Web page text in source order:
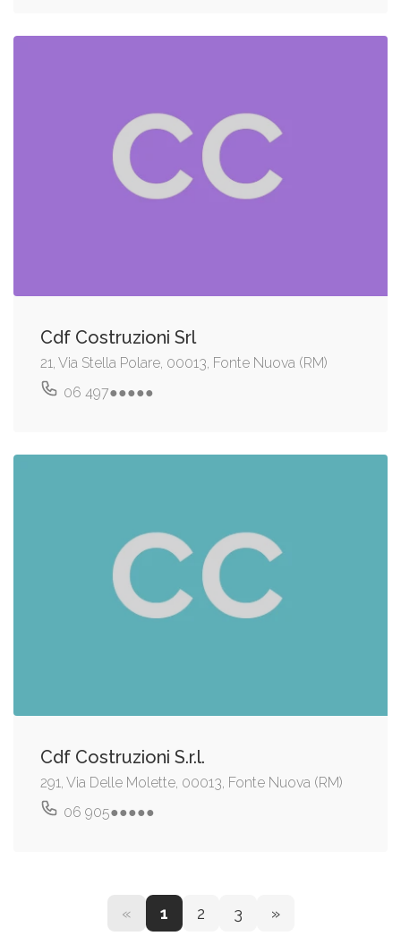
Cdf Costruzioni Srl
21, Via Stella Polare, 00013, Fonte Nuova (RM)
06 497●●●●●
Cdf Costruzioni S.r.l.
291, Via Delle Molette, 00013, Fonte Nuova (RM)
06 905●●●●●
« 1 2 3 »